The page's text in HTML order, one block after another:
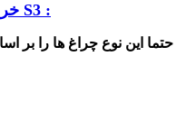
خرید خطر روی صندوق عقب جک S3 :
حتما این نوع چراغ ها را بر